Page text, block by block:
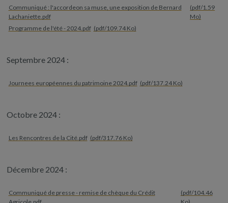
Communiqué : l'accordeon sa muse, une exposition de Bernard
Lachaniette.pdf
(pdf/1.59
Mo)
Programme de l'été - 2024.pdf (pdf/109.74 Ko)
Septembre 2024 :
Journees européennes du patrimoine 2024.pdf (pdf/137.24 Ko)
Octobre 2024 :
Les Rencontres de la Cité.pdf (pdf/317.76 Ko)
Décembre 2024 :
Communiqué de presse - remise de chèque du Crédit
(pdf/104.46